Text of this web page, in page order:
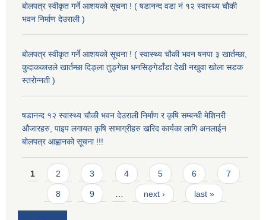
बोलपत्र स्वीकृत गर्ने आशयको सूचना ! ( षडानन्द वडा नं १२ स्वास्थ्य चौकी
भवन निर्माण देउराली )
बोलपत्र स्वीकृत गर्ने आशयको सूचना ! ( स्वास्थ्य चौकी भवन षनपा ३ खार्तम्छा,
कुदाककाउले खार्तम्छा दिङ्ला तुङ्गेछा धनसिङ्गेडाँडा देखी नखुवा खोला सडक
स्तरोन्नती )
षडानन्द १२ स्वास्थ्य चौकी भवन देउराली निर्माण र कृषि सम्बन्धी मेशिनरी
औजारहरु, पाइप लगायत कृषि सामाग्रीहरु खरिद कार्यका लागि अनलाईन
बोलपत्र आह्वानको सूचना !!!
Pages
1 2 3 4 5 6 7
8 9 … next › last »